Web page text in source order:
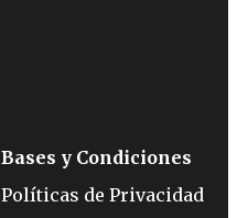
Bases y Condiciones
Políticas de Privacidad